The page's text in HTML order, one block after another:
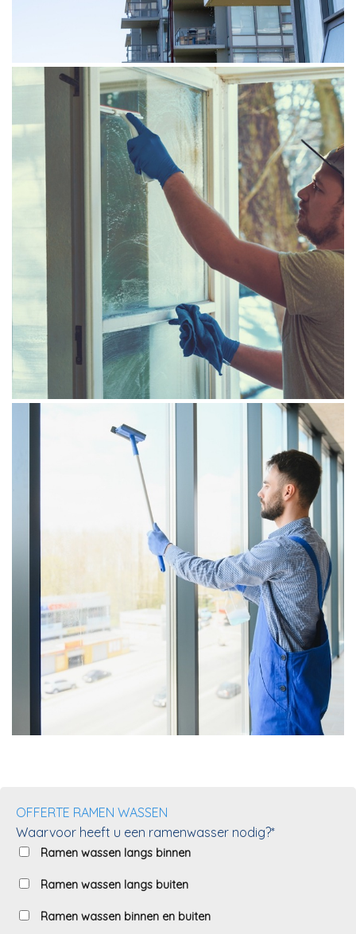
OFFERTE RAMEN WASSEN
Waarvoor heeft u een ramenwasser nodig?*
Ramen wassen langs binnen
Ramen wassen langs buiten
Ramen wassen binnen en buiten